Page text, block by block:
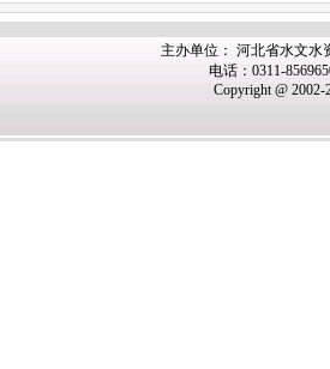
主办单位： 河北省水文水
电话：0311-
Copyright @ 2002-